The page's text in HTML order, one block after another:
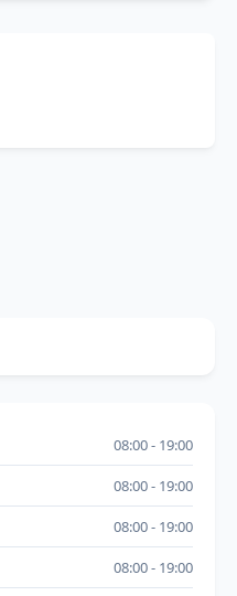
08:00 19:00
08:00 19:00
08:00 19:00
08:00 19:00